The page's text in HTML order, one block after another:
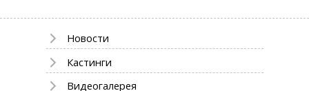
Новости
Кастинги
Видеогалерея